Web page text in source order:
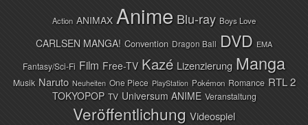
Action ANIMAX Anime Blu-ray Boys Love
CARLSEN MANGA! Convention Dragon Ball DVD EMA
Fantasy/Sci-Fi Film Free-TV Kazé Lizenzierung Manga
Musik Naruto Neuheiten One Piece PlayStation Pokémon Romance RTL 2
TOKYOPOP TV Universum ANIME Veranstaltung
Veröffentlichung Videospiel